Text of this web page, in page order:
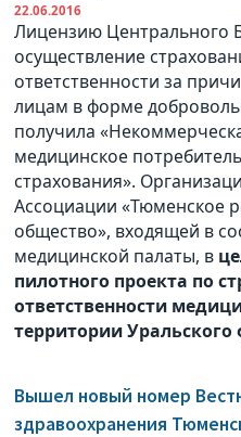
22.06.2016
Лицензию Центрального
осуществление
ответственности за
лицам в форме
получила
медицинское
страхования».
Ассоциации «Тюменское
общество», входящей в
медицинской палаты, в
пилотного проекта по
ответственности
территории Уральского
Вышел новый номер
здравоохранения